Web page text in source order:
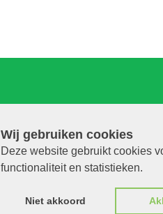
Wij gebruiken cookies
Deze website gebruikt cookies
functionaliteit en statistieken.
Niet akkoord